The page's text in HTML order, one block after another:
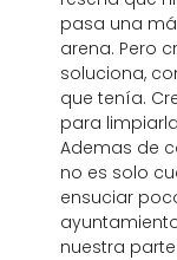
pasa una
arena. Pero
soluciona,
que tenía.
para
Ademas de
no es solo
ensuciar
nuestra